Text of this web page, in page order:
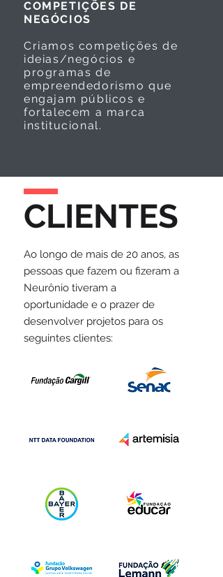
COMPETIÇÕES DE
NEGÓCIOS
Criamos competições de
ideias/negócios e
programas de
empreendedorismo que
engajam públicos e
fortalecem a marca
institucional.
CLIENTES
Ao longo de mais de 20 anos, as
pessoas que fazem ou fizeram a
Neurônio tiveram a
oportunidade e o prazer de
desenvolver projetos para os
seguintes clientes: